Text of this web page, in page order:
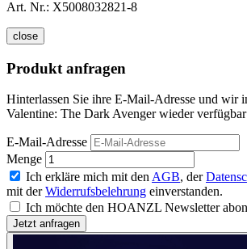
Art. Nr.: X5008032821-8
close
Produkt anfragen
Hinterlassen Sie ihre E-Mail-Adresse und wir
Valentine: The Dark Avenger wieder
E-Mail-Adresse
Menge
Ich erkläre mich mit den AGB, der
mit derWiderrufsbelehrung einverstanden.
Ich möchte den HOANZL Newsletter